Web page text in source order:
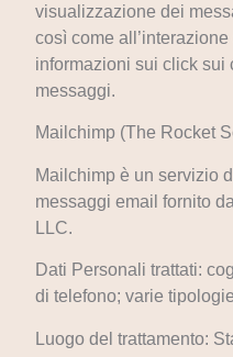
visualizzazione dei
così come
informazioni sui click sui
messaggi.
Mailchimp (The Rocket
Mailchimp è un servizio
messaggi email fornito
LLC.
Dati Personali trattati:
di telefono; varie
Luogo del trattamento: